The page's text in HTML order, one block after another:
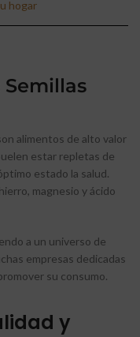
hogar
Semillas
alimentos de alto valor
estar repletas de
estado la salud.
magnesio y ácido
a un universo de
empresas dedicadas
su consumo.
y